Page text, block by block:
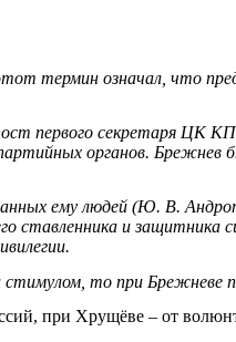
термин означал, что
первого секретаря ЦК
органов.
ему людей (Ю. В.
ставленника и
то при Брежневе
при Хрущёве – от